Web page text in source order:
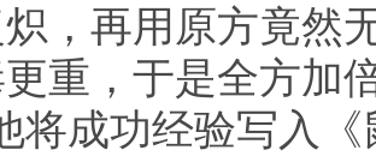
，再用原方竟然
重，于是全方加
将成功经验写入